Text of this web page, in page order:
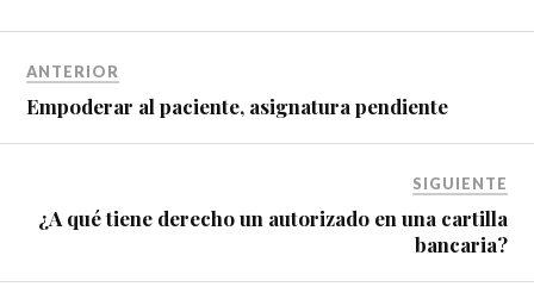
ANTERIOR
Empoderar al paciente, asignatura pendiente
SIGUIENTE
¿A qué tiene derecho un autorizado en una cartilla
bancaria?